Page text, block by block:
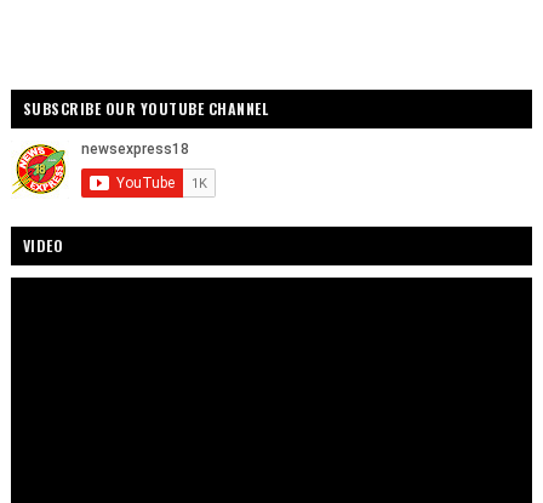
SUBSCRIBE OUR YOUTUBE CHANNEL
VIDEO